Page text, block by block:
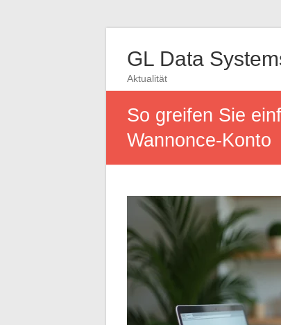
GL Data
Aktualität
So greifen Sie
Wannonce-Konto